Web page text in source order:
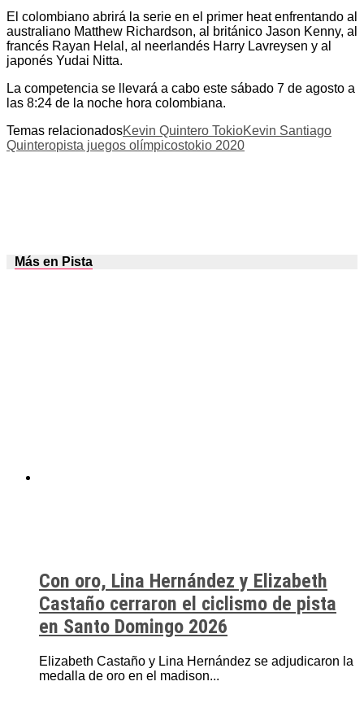
El colombiano abrirá la serie en el primer heat enfrentando al
australiano Matthew Richardson, al británico Jason Kenny, al
francés Rayan Helal, al neerlandés Harry Lavreysen y al
japonés Yudai Nitta.
La competencia se llevará a cabo este sábado 7 de agosto a
las 8:24 de la noche hora colombiana.
Temas relacionadosKevin Quintero TokioKevin Santiago
Quinteropista juegos olímpicostokio 2020
Más en Pista
Con oro, Lina Hernández y Elizabeth
Castaño cerraron el ciclismo de pista
en Santo Domingo 2026
Elizabeth Castaño y Lina Hernández se adjudicaron la
medalla de oro en el madison...